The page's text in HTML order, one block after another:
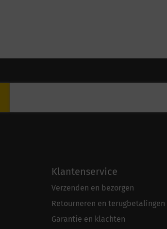
Klantenservice
Verzenden en bezorgen
Retourneren en terugbetalingen
Garantie en klachten